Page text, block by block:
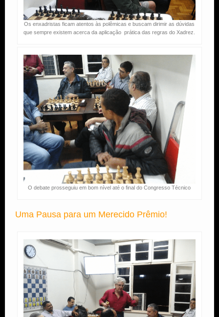
Os enxadristas ficam atentos às polêmicas e buscam dirimir as dúvidas
que sempre existem acerca da aplicação prática das regras do Xadrez.
O debate prosseguiu em bom nível até o final do Congresso Técnico
Uma Pausa para um Merecido Prêmio!